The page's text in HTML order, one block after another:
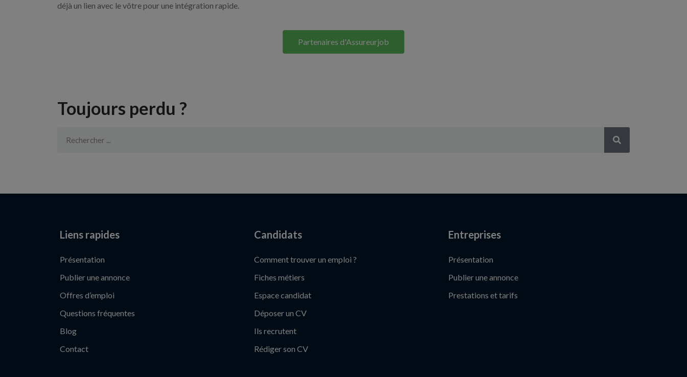
déjà un lien avec le vôtre pour une intégration rapide.
Partenaires d'Assureurjob
Toujours perdu ?
Liens rapides
Présentation
Publier une annonce
Offres d’emploi
Questions fréquentes
Blog
Contact
Candidats
Comment trouver un emploi ?
Fiches métiers
Espace candidat
Déposer un CV
Ils recrutent
Rédiger son CV
Entreprises
Présentation
Publier une annonce
Prestations et tarifs